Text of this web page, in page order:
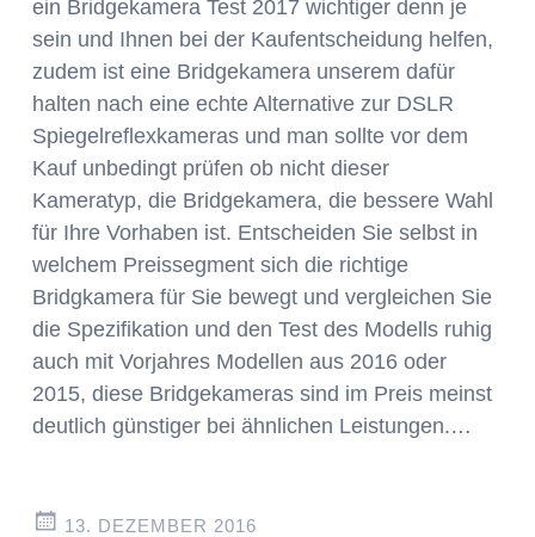
ein Bridgekamera Test 2017 wichtiger denn je
sein und Ihnen bei der Kaufentscheidung helfen,
zudem ist eine Bridgekamera unserem dafür
halten nach eine echte Alternative zur DSLR
Spiegelreflexkameras und man sollte vor dem
Kauf unbedingt prüfen ob nicht dieser
Kameratyp, die Bridgekamera, die bessere Wahl
für Ihre Vorhaben ist. Entscheiden Sie selbst in
welchem Preissegment sich die richtige
Bridgkamera für Sie bewegt und vergleichen Sie
die Spezifikation und den Test des Modells ruhig
auch mit Vorjahres Modellen aus 2016 oder
2015, diese Bridgekameras sind im Preis meinst
deutlich günstiger bei ähnlichen Leistungen.…
13. DEZEMBER 2016